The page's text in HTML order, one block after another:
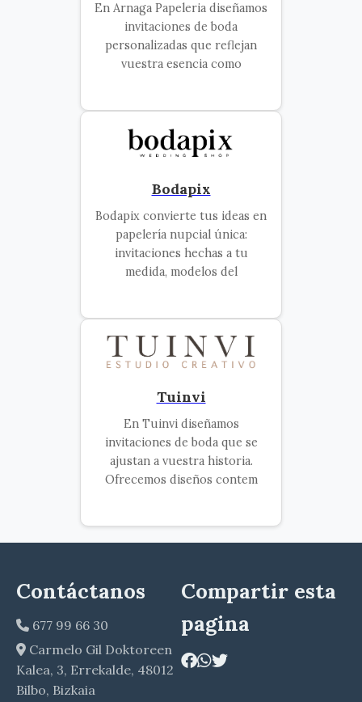
En Arnaga Papeleria diseñamos
invitaciones de boda
personalizadas que reflejan
vuestra esencia como
Bodapix
Bodapix convierte tus ideas en
papelería nupcial única:
invitaciones hechas a tu
medida, modelos del
Tuinvi
En Tuinvi diseñamos
invitaciones de boda que se
ajustan a vuestra historia.
Ofrecemos diseños contem
Contáctanos
677 99 66 30
Carmelo Gil Doktoreen
Kalea, 3, Errekalde, 48012
Bilbo, Bizkaia
Compartir esta
pagina